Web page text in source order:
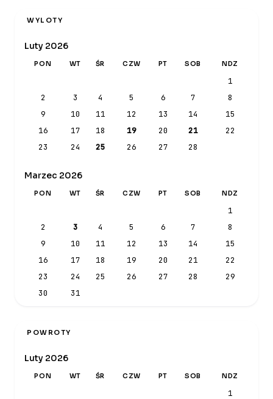
WYLOTY
Luty 2026
PON WT ŚR CZW PT SOB NDZ
1
2
3 4 5 6 7
8
9
10 11 12 13 14
15
16
17 18 19 20 21
22
23
24 25 26 27 28
Marzec 2026
PON WT ŚR CZW PT SOB NDZ
1
2
3 4 5 6 7
8
9
10 11 12 13 14
15
16
17 18 19 20 21
22
23
24 25 26 27 28
29
30
31
POWROTY
Luty 2026
PON WT ŚR CZW PT SOB NDZ
1